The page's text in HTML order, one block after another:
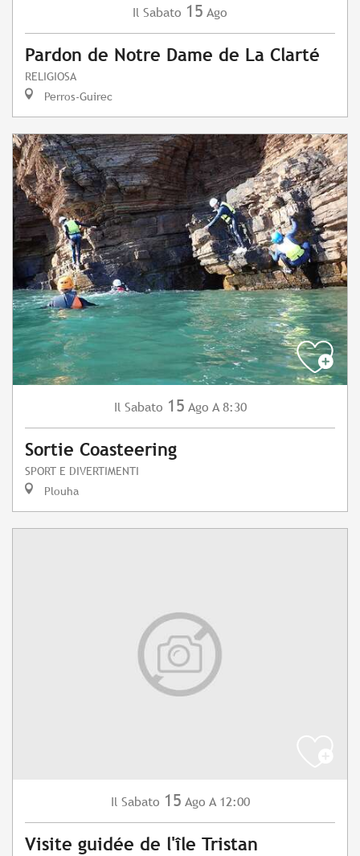
Il Sabato 15 Ago
Pardon de Notre Dame de La Clarté
RELIGIOSA
Perros-Guirec
Il Sabato 15 Ago A 8:30
Sortie Coasteering
SPORT E DIVERTIMENTI
Plouha
Il Sabato 15 Ago A 12:00
Visite guidée de l'île Tristan